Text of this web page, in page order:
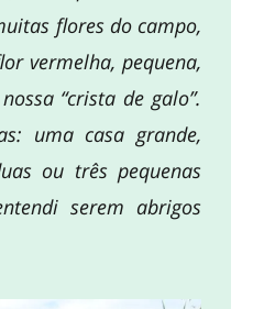
flores do campo,
vermelha, pequena,
“crista de galo”.
uma casa grande,
ou três pequenas
serem abrigos